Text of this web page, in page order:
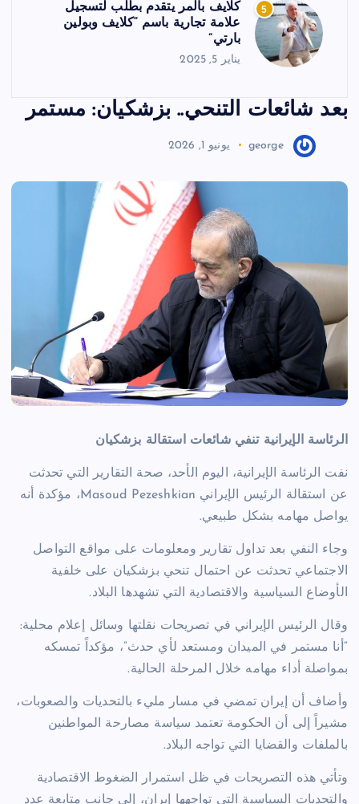
5
كلايف بالمر يتقدم بطلب لتسجيل
علامة تجارية باسم “كلايف وبولين
بارتي”
يناير 5, 2025
بعد شائعات التنحي.. بزشكيان: مستمر
george يونيو 1, 2026
الرئاسة الإيرانية تنفي شائعات استقالة بزشكيان
نفت الرئاسة الإيرانية، اليوم الأحد، صحة التقارير التي تحدثت
عن استقالة الرئيس الإيراني Masoud Pezeshkian ، مؤكدة أنه
يواصل مهامه بشكل طبيعي.
وجاء النفي بعد تداول تقارير ومعلومات على مواقع التواصل
الاجتماعي تحدثت عن احتمال تنحي بزشكيان على خلفية
الأوضاع السياسية والاقتصادية التي تشهدها البلاد.
وقال الرئيس الإيراني في تصريحات نقلتها وسائل إعلام محلية:
“أنا مستمر في الميدان ومستعد لأي حدث”، مؤكداً تمسكه
بمواصلة أداء مهامه خلال المرحلة الحالية.
وأضاف أن إيران تمضي في مسار مليء بالتحديات والصعوبات،
مشيراً إلى أن الحكومة تعتمد سياسة مصارحة المواطنين
بالملفات والقضايا التي تواجه البلاد.
وتأتي هذه التصريحات في ظل استمرار الضغوط الاقتصادية
والتحديات السياسية التي تواجهها إيران، إلى جانب متابعة عدد